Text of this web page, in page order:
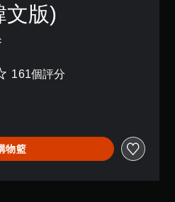
文版)
161個評分
物籃